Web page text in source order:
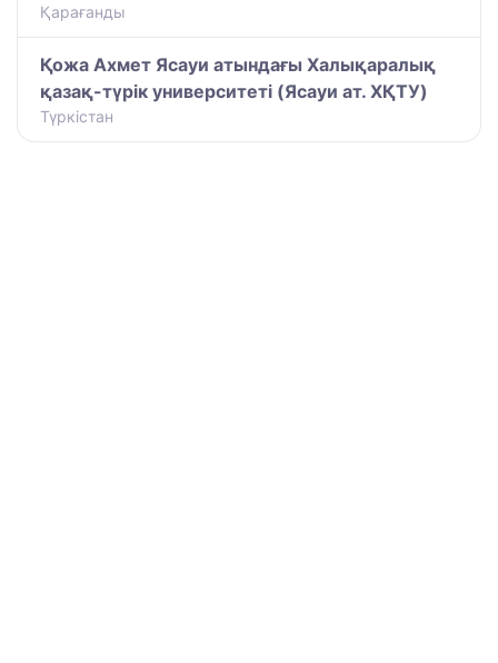
Қарағанды
Қожа Ахмет Ясауи атындағы Халықаралық
қазақ-түрiк университетi (Ясауи ат. ХҚТУ)
Түркістан